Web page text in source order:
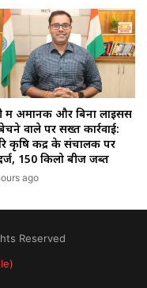
में अमानक और बिना लाइसेंस
वाले पर सख्त कार्रवाई:
कृषि केंद्र के संचालक पर
150 किलो बीज जब्त
ago
Reserved